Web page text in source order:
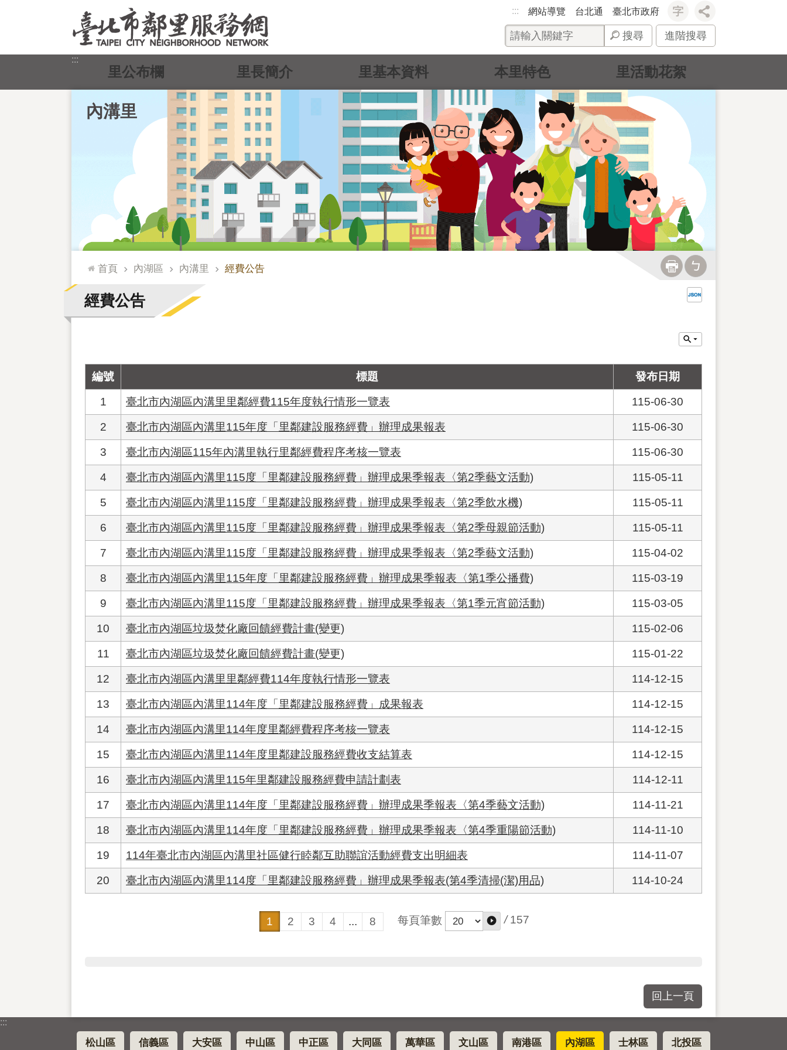
::: 網站導覽 台北通 臺北市政府
搜尋 進階搜尋
:::
內溝里
里公布欄 里長簡介 里基本資料 本里特色 里活動花絮
::: 首頁 內湖區 內溝里 經費公告
經費公告
編號 標題 發布日期
1 臺北市內湖區內溝里里鄰經費115年度執行情形一覽表 115-06-30
2 臺北市內湖區內溝里115年度「里鄰建設服務經費」辦理成果報表 115-06-30
3 臺北市內湖區115年內溝里執行里鄰經費程序考核一覽表 115-06-30
4 臺北市內湖區內溝里115度「里鄰建設服務經費」辦理成果季報表〈第2季藝文活動) 115-05-11
5 臺北市內湖區內溝里115度「里鄰建設服務經費」辦理成果季報表〈第2季飲水機) 115-05-11
6 臺北市內湖區內溝里115度「里鄰建設服務經費」辦理成果季報表〈第2季母親節活動) 115-05-11
7 臺北市內湖區內溝里115度「里鄰建設服務經費」辦理成果季報表〈第2季藝文活動) 115-04-02
8 臺北市內湖區內溝里115年度「里鄰建設服務經費」辦理成果季報表〈第1季公播費) 115-03-19
9 臺北市內湖區內溝里115度「里鄰建設服務經費」辦理成果季報表〈第1季元宵節活動) 115-03-05
10 臺北市內湖區垃圾焚化廠回饋經費計畫(變更) 115-02-06
11 臺北市內湖區垃圾焚化廠回饋經費計畫(變更) 115-01-22
12 臺北市內湖區內溝里里鄰經費114年度執行情形一覽表 114-12-15
13 臺北市內湖區內溝里114年度「里鄰建設服務經費」成果報表 114-12-15
14 臺北市內湖區內溝里114年度里鄰經費程序考核一覽表 114-12-15
15 臺北市內湖區內溝里114年度里鄰建設服務經費收支結算表 114-12-15
16 臺北市內湖區內溝里115年里鄰建設服務經費申請計劃表 114-12-11
17 臺北市內湖區內溝里114年度「里鄰建設服務經費」辦理成果季報表〈第4季藝文活動) 114-11-21
18 臺北市內湖區內溝里114年度「里鄰建設服務經費」辦理成果季報表〈第4季重陽節活動) 114-11-10
19 114年臺北市內湖區內溝里社區健行睦鄰互助聯誼活動經費支出明細表 114-11-07
20 臺北市內湖區內溝里114度「里鄰建設服務經費」辦理成果季報表(第4季清掃(潔)用品) 114-10-24
1 2 3 4 ... 8 每頁筆數 / 157
回上一頁
:::
松山區 信義區 大安區 中山區 中正區 大同區 萬華區 文山區 南港區 內湖區 士林區 北投區